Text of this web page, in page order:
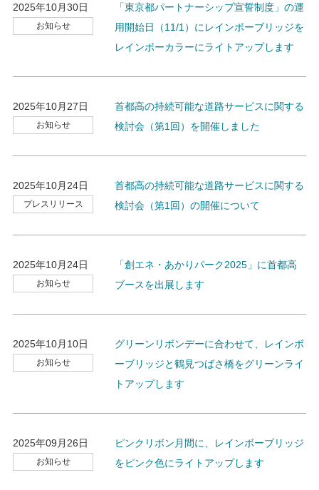
2025年10月30日
お知らせ
「東京都パートナーシップ宣誓制度」の運
用開始日（11/1）にレインボーブリッジを
レインボーカラーにライトアップします
2025年10月27日
お知らせ
首都高の持続可能な道路サービスに関する
検討会（第1回）を開催しました
2025年10月24日
プレスリリース
首都高の持続可能な道路サービスに関する
検討会（第1回）の開催について
2025年10月24日
お知らせ
「創エネ・あかりパーク2025」に首都高
ブースを出展します
2025年10月10日
お知らせ
グリーンリボンデーに合わせて、レインボ
ーブリッジと鶴見つばさ橋をグリーンライ
トアップします
2025年09月26日
お知らせ
ピンクリボン月間に、レインボーブリッジ
をピンク色にライトアップします